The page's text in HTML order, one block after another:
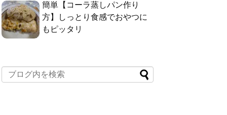
簡単【コーラ蒸しパン作り
方】しっとり食感でおやつに
もピッタリ